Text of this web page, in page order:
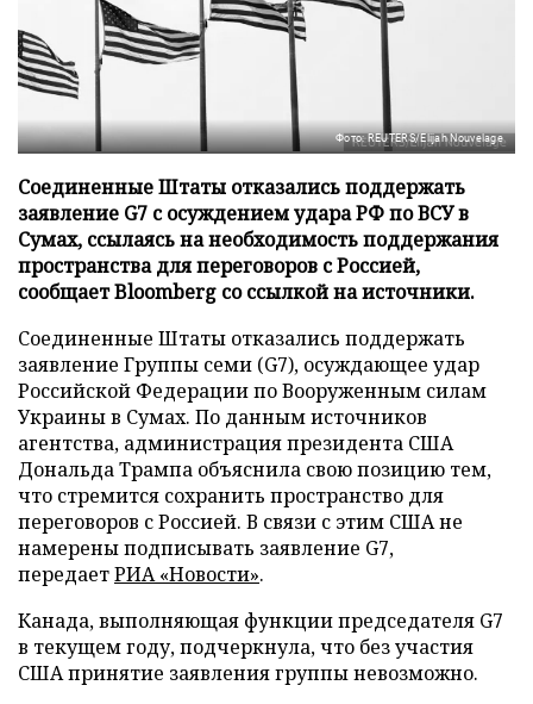
Фото: REUTERS/Elijah Nouvelage
Соединенные Штаты отказались поддержать
заявление G7 с осуждением удара РФ по ВСУ в
Сумах, ссылаясь на необходимость поддержания
пространства для переговоров с Россией,
сообщает Bloomberg со ссылкой на источники.
Соединенные Штаты отказались поддержать
заявление Группы семи (G7), осуждающее удар
Российской Федерации по Вооруженным силам
Украины в Сумах. По данным источников
агентства, администрация президента США
Дональда Трампа объяснила свою позицию тем,
что стремится сохранить пространство для
переговоров с Россией. В связи с этим США не
намерены подписывать заявление G7,
передаетРИА «Новости».
Канада, выполняющая функции председателя G7
в текущем году, подчеркнула, что без участия
США принятие заявления группы невозможно.